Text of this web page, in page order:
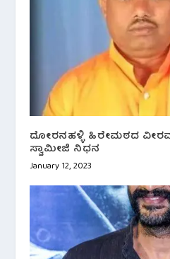
ದೋರನಹಳ್ಳಿ ಹಿರೇಮಠದ
ಸ್ವಾಮೀಜಿ ನಿಧನ
January 12, 2023